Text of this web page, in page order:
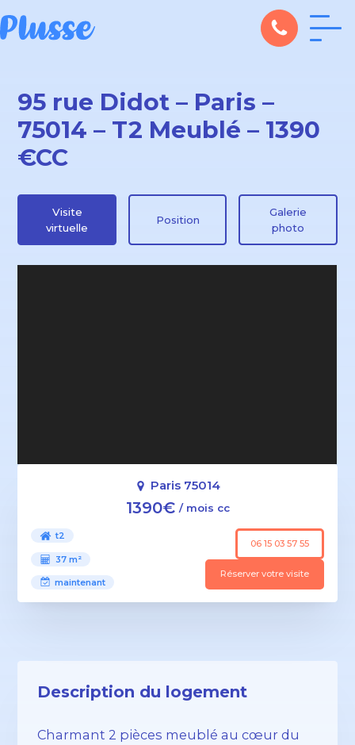
95 rue Didot – Paris –
75014 – T2 Meublé – 1390
€CC
Visite
virtuelle
Position
Galerie
photo
Paris 75014
1390€ / mois cc
t2
37 m²
maintenant
06 15 03 57 55
Réserver votre visite
Description du logement
Charmant 2 pièces meublé au cœur du